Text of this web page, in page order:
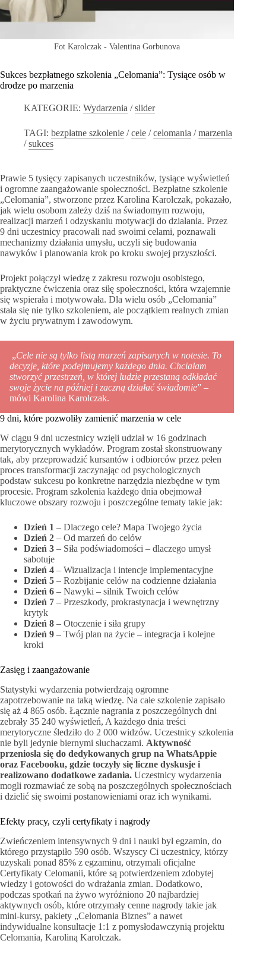
Fot Karolczak - Valentina Gorbunova
Sukces bezpłatnego szkolenia „Celomania”: Tysiące osób w
drodze po marzenia
KATEGORIE: Wydarzenia /slider
TAGI: bezpłatne szkolenie /cele /celomania /marzenia
/sukces
Prawie 5 tysięcy zapisanych uczestników, tysiące wyświetleń
i ogromne zaangażowanie społeczności. Bezpłatne szkolenie
„Celomania”, stworzone przez Karolina Karolczak, pokazało,
jak wielu osobom zależy dziś na świadomym rozwoju,
realizacji marzeń i odzyskaniu motywacji do działania. Przez
9 dni uczestnicy pracowali nad swoimi celami, poznawali
mechanizmy działania umysłu, uczyli się budowania
nawyków i planowania krok po kroku swojej przyszłości.
Projekt połączył wiedzę z zakresu rozwoju osobistego,
praktyczne ćwiczenia oraz siłę społeczności, która wzajemnie
się wspierała i motywowała. Dla wielu osób „Celomania”
stała się nie tylko szkoleniem, ale początkiem realnych zmian
w życiu prywatnym i zawodowym.
„Cele nie są tylko listą marzeń zapisanych w notesie. To
decyzje, które podejmujemy każdego dnia. Chciałam
stworzyć przestrzeń, w której ludzie przestaną odkładać
swoje życie na później i zaczną działać świadomie” –
mówi Karolina Karolczak.
9 dni, które pozwoliły zamienić marzenia w cele
W ciągu 9 dni uczestnicy wzięli udział w 16 godzinach
merytorycznych wykładów. Program został skonstruowany
tak, aby przeprowadzić kursantów i odbiorców przez pełen
proces transformacji zaczynając od psychologicznych
podstaw sukcesu po konkretne narzędzia niezbędne w tym
procesie. Program szkolenia każdego dnia obejmował
kluczowe obszary rozwoju i poszczególne tematy takie jak:
Dzień 1 – Dlaczego cele? Mapa Twojego życia
Dzień 2 – Od marzeń do celów
Dzień 3 – Siła podświadomości – dlaczego umysł
sabotuje
Dzień 4 – Wizualizacja i intencje implementacyjne
Dzień 5 – Rozbijanie celów na codzienne działania
Dzień 6 – Nawyki – silnik Twoich celów
Dzień 7 – Przeszkody, prokrastynacja i wewnętrzny
krytyk
Dzień 8 – Otoczenie i siła grupy
Dzień 9 – Twój plan na życie – integracja i kolejne
kroki
Zasięg i zaangażowanie
Statystyki wydarzenia potwierdzają ogromne
zapotrzebowanie na taką wiedzę. Na całe szkolenie zapisało
się aż 4 865 osób. Łącznie nagrania z poszczególnych dni
zebrały 35 240 wyświetleń, A każdego dnia treści
merytoryczne śledziło do 2 000 widzów. Uczestnicy szkolenia
nie byli jedynie biernymi słuchaczami. Aktywność
przeniosła się do dedykowanych grup na WhatsAppie
oraz Facebooku, gdzie toczyły się liczne dyskusje i
realizowano dodatkowe zadania. Uczestnicy wydarzenia
mogli rozmawiać ze sobą na poszczególnych społecznościach
i dzielić się swoimi postanowieniami oraz ich wynikami.
Efekty pracy, czyli certyfikaty i nagrody
Zwieńczeniem intensywnych 9 dni i nauki był egzamin, do
którego przystąpiło 590 osób. Wszyscy Ci uczestnicy, którzy
uzyskali ponad 85% z egzaminu, otrzymali oficjalne
Certyfikaty Celomanii, które są potwierdzeniem zdobytej
wiedzy i gotowości do wdrażania zmian. Dodatkowo,
podczas spotkań na żywo wyróżniono 20 najbardziej
aktywnych osób, które otrzymały cenne nagrody takie jak
mini-kursy, pakiety „Celomania Biznes” a nawet
indywidualne konsultacje 1:1 z pomysłodawczynią projektu
Celomania, Karoliną Karolczak.